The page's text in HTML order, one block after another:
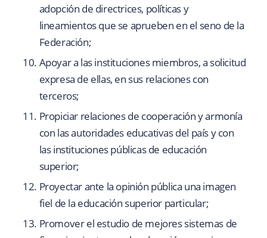
adopción de directrices, políticas y
lineamientos que se aprueben en el seno de la
Federación;
Apoyar a las instituciones miembros, a solicitud
expresa de ellas, en sus relaciones con
terceros;
Propiciar relaciones de cooperación y armonía
con las autoridades educativas del país y con
las instituciones públicas de educación
superior;
Proyectar ante la opinión pública una imagen
fiel de la educación superior particular;
Promover el estudio de mejores sistemas de